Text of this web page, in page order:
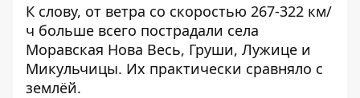
К слову, от ветра со скоростью 267-322 км/
ч больше всего пострадали села
Моравская Нова Весь, Груши, Лужице и
Микульчицы. Их практически сравняло с
землёй.